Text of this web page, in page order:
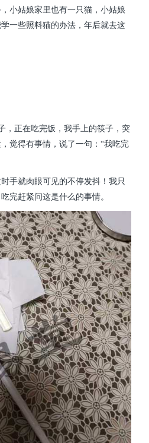
小姑娘家里也有一只猫，小姑娘
一些照料猫的办法，年后就去这
，正在吃完饭，我手上的筷子，突
觉得有事情，说了一句：“我吃完
手就肉眼可见的不停发抖！我只
完赶紧问这是什么的事情。